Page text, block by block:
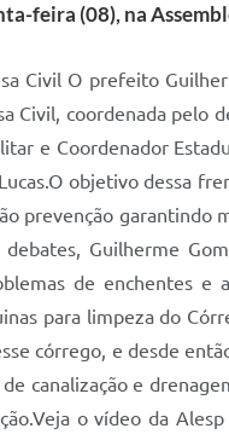
feira (08), na
Civil O prefeito
Civil, coordenada pelo
e Coordenador
objetivo dessa
prevenção garantindo
Guilherme
de enchentes e
para limpeza do
córrego, e desde
canalização e
o vídeo da